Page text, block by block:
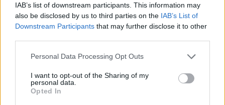
IAB’s list of downstream participants. This information may
also be disclosed by us to third parties on the IAB’s List of
Downstream Participants that may further disclose it to other
Personal Data Processing Opt Outs
I want to opt-out of the Sharing of my
personal data.
Opted In
Η Chery επενδύει 75 εκατ. δολάρια στην KG Mobility
18.990 ευρώ
συνεχίζουν μαζί: Ανανέωση της